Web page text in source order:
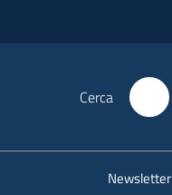
Cerca
Newsletter